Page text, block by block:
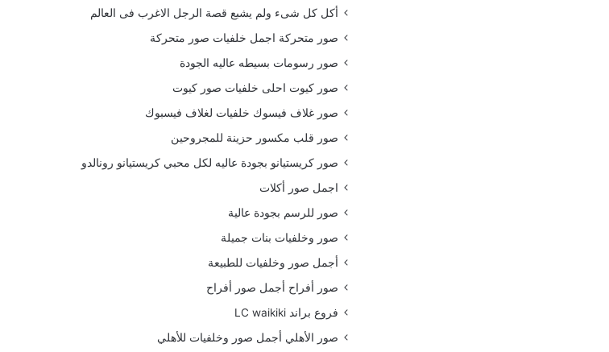
أكل كل شىء ولم يشبع قصة الرجل الاغرب فى العالم
صور متحركة اجمل خلفيات صور متحركة
صور رسومات بسيطه عاليه الجودة
صور كيوت احلى خلفيات صور كيوت
صور غلاف فيسوك خلفيات لغلاف فيسبوك
صور قلب مكسور حزينة للمجروحين
صور كريستيانو بجودة عاليه لكل محبي كريستيانو رونالدو
اجمل صور أكلات
صور للرسم بجودة عالية
صور وخلفيات بنات جميلة
أجمل صور وخلفيات للطبيعة
صور أفراح أجمل صور أفراح
فروع براند LC waikiki
صور الأهلي أجمل صور وخلفيات للأهلي